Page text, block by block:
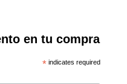
en tu compra
* indicates required